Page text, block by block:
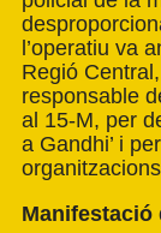
l’operatiu va
Regió
responsable
al 15-M, per
a Gandhi’ i
Manifestació